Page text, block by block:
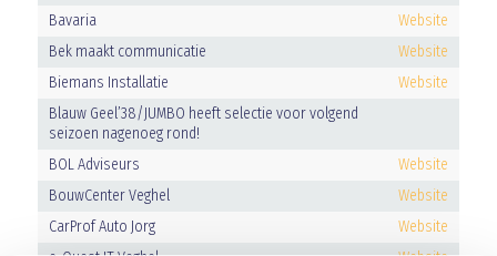
Bavaria
Website
Bek maakt communicatie
Website
Biemans Installatie
Website
Blauw Geel’38/JUMBO heeft selectie voor volgend
seizoen nagenoeg rond!
BOL Adviseurs
Website
BouwCenter Veghel
Website
CarProf Auto Jorg
Website